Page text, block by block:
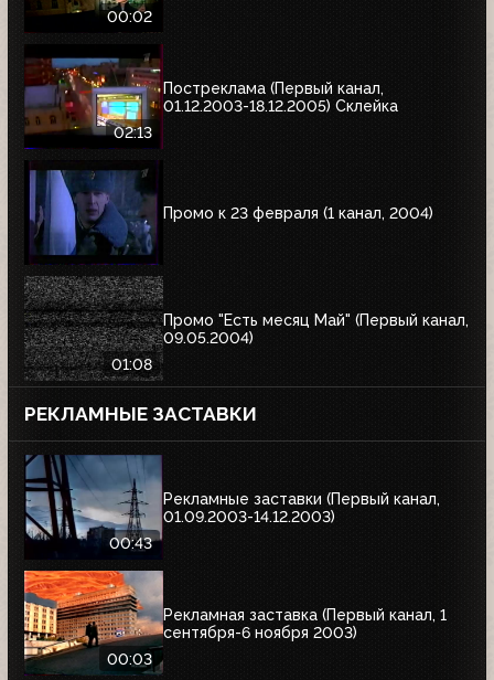
00:02
02:13
Постреклама (Первый канал,
01.12.2003-18.12.2005) Склейка
Промо к 23 февраля (1 канал, 2004)
01:08
Промо "Есть месяц Май" (Первый канал,
09.05.2004)
РЕКЛАМНЫЕ ЗАСТАВКИ
00:43
Рекламные заставки (Первый канал,
01.09.2003-14.12.2003)
00:03
Рекламная заставка (Первый канал, 1
сентября-6 ноября 2003)